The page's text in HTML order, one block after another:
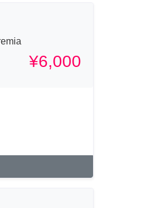
¥6,000